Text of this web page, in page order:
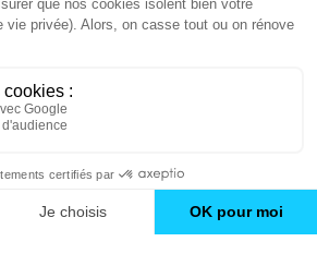
du groupe At Home